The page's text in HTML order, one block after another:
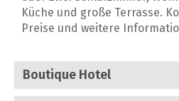
Küche und große Terrasse.
Preise und weitere
Boutique Hotel